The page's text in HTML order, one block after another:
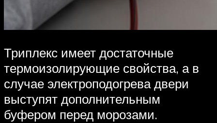
Триплекс имеет достаточные
термоизолирующие свойства, а в
случае электроподогрева двери
выступят дополнительным
буфером перед морозами.